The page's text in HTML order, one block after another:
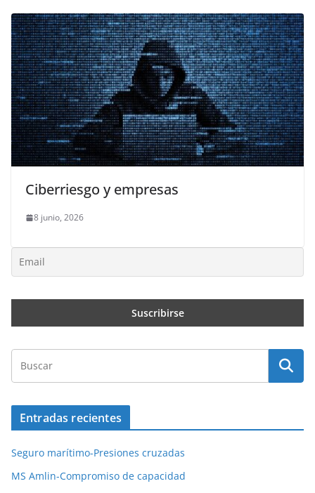
Ciberriesgo y empresas
8 junio, 2026
Entradas recientes
Seguro marítimo-Presiones cruzadas
MS Amlin-Compromiso de capacidad